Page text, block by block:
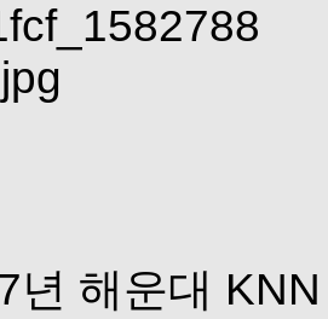
년 해운대